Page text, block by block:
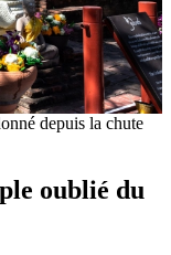
depuis la chute
oublié du